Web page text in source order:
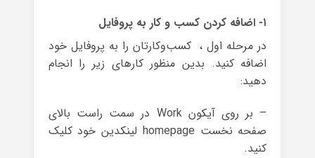
۱- اضافه کردن کسب و کار به پروفایل
در مرحله اول ، کسب‌وکارتان را به پروفایل خود
اضافه کنید. بدین منظور کارهای زیر را انجام
دهید:
– بر روی آیکون Work در سمت راست بالای
صفحه نخست homepage لینکدین خود کلیک
کنید.